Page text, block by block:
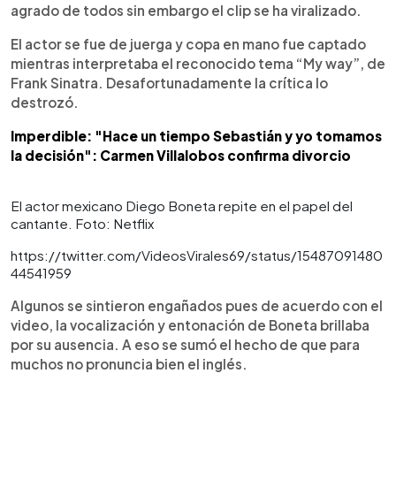
agrado de todos sin embargo el clip se ha viralizado.
El actor se fue de juerga y copa en mano fue captado
mientras interpretaba el reconocido tema “My way”, de
Frank Sinatra. Desafortunadamente la crítica lo
destrozó.
Imperdible: "Hace un tiempo Sebastián y yo tomamos
la decisión": Carmen Villalobos confirma divorcio
El actor mexicano Diego Boneta repite en el papel del
cantante. Foto: Netflix
https://twitter.com/VideosVirales69/status/15487091480
44541959
Algunos se sintieron engañados pues de acuerdo con el
video, la vocalización y entonación de Boneta brillaba
por su ausencia. A eso se sumó el hecho de que para
muchos no pronuncia bien el inglés.